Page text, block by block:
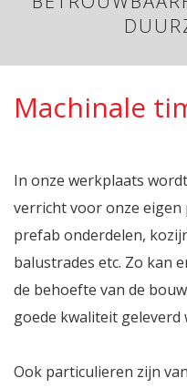
Machinale
In onze werkplaats
verricht voor onze eigen
prefab onderdelen,
balustrades etc. Zo kan
de behoefte van de
goede kwaliteit geleverd
Ook particulieren zijn